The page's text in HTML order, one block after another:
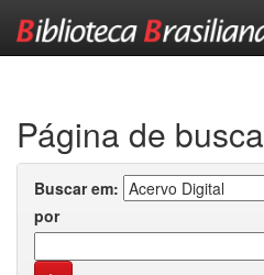
Página de busca
Buscar em:
por